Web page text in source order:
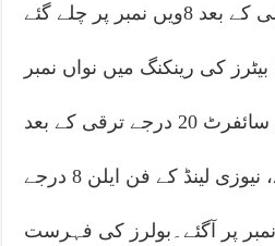
اعظم ایک درجہ تنزلی کے بعد 8ویں نمبر پر چلے گئے
کی رینکنگ میں نواں نمبر
ہے۔ نیوزی لینڈ کے ٹم سائفرٹ 20 درجے ترقی کے بعد
13ویں نمبر پر آگئے، نیوزی لینڈ کے فن ایلن 8 درجے
بعد 18ویں نمبر پر آگئے۔بولرز کی فہرست